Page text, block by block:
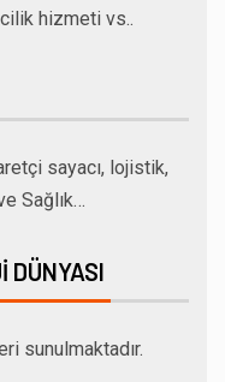
hizmeti vs..
sayacı, lojistik,
Sağlık…
DÜNYASI
sunulmaktadır.